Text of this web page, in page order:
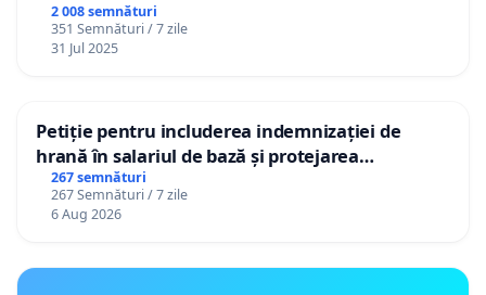
2 008 semnături
351 Semnături / 7 zile
31 Jul 2025
Petiție pentru includerea indemnizației de
hrană în salariul de bază și protejarea
gradațiilor de vechime pentru asistenții
personali
267 semnături
267 Semnături / 7 zile
6 Aug 2026